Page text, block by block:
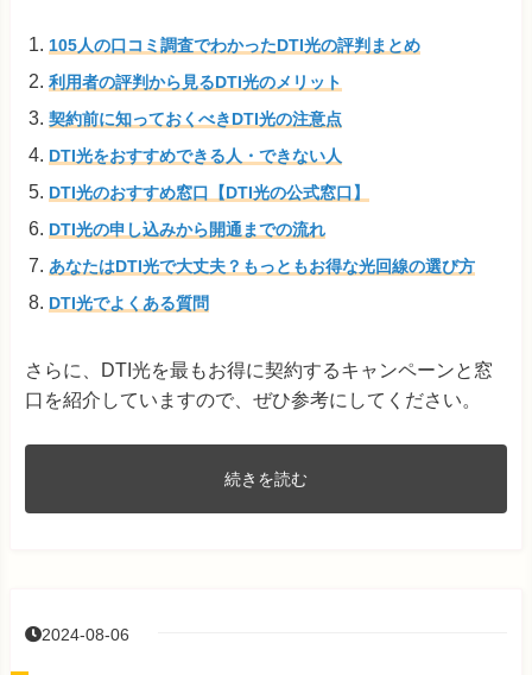
105人の口コミ調査でわかったDTI光の評判まとめ
利用者の評判から見るDTI光のメリット
契約前に知っておくべきDTI光の注意点
DTI光をおすすめできる人・できない人
DTI光のおすすめ窓口【DTI光の公式窓口】
DTI光の申し込みから開通までの流れ
あなたはDTI光で大丈夫？もっともお得な光回線の選び方
DTI光でよくある質問
さらに、DTI光を最もお得に契約するキャンペーンと窓
口を紹介していますので、ぜひ参考にしてください。
続きを読む
2024-08-06